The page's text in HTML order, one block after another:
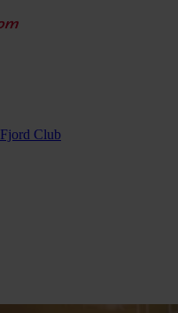
Fjord Club